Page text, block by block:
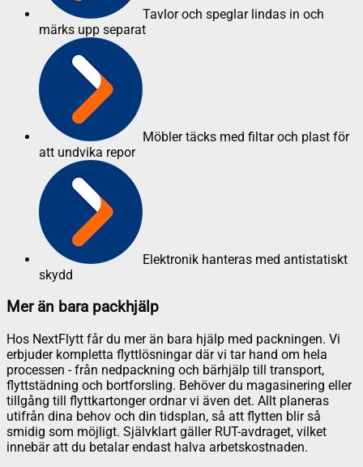
Tavlor och speglar lindas in och
märks upp separat
Möbler täcks med filtar och plast för
att undvika repor
Elektronik hanteras med antistatiskt
skydd
Mer än bara packhjälp
Hos NextFlytt får du mer än bara hjälp med packningen. Vi
erbjuder kompletta flyttlösningar där vi tar hand om hela
processen - från nedpackning och bärhjälp till transport,
flyttstädning och bortforsling. Behöver du magasinering eller
tillgång till flyttkartonger ordnar vi även det. Allt planeras
utifrån dina behov och din tidsplan, så att flytten blir så
smidig som möjligt. Självklart gäller RUT-avdraget, vilket
innebär att du betalar endast halva arbetskostnaden.